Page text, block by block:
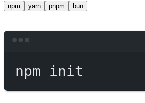
npm yarn pnpm bun
npm init